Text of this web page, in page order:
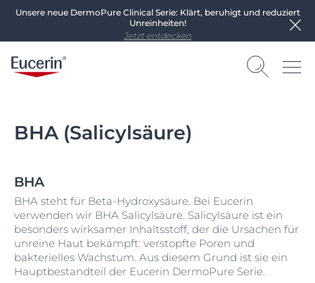
Unsere neue DermoPure Clinical Serie: Klärt, beruhigt und reduziert
Unreinheiten!
Jetzt entdecken
BHA (Salicylsäure)
BHA
BHA steht für Beta-Hydroxysäure. Bei Eucerin
verwenden wir BHA Salicylsäure. Salicylsäure ist ein
besonders wirksamer Inhaltsstoff, der die Ursachen für
unreine Haut bekämpft: verstopfte Poren und
bakterielles Wachstum. Aus diesem Grund ist sie ein
Hauptbestandteil der Eucerin DermoPure Serie.